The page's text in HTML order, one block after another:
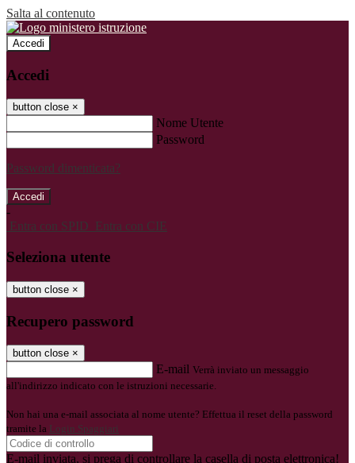
Salta al contenuto
Accedi
Accedi
button close ×
Nome Utente
Password
Password dimenticata?
-
Entra con SPID Entra con CIE
Seleziona utente
button close ×
Recupero password
button close ×
E-mail Verrà inviato un messaggio
all'indirizzo indicato con le istruzioni necessarie.
Non hai una e-mail associata al nome utente? Effettua il reset della password
tramite la Login Spaggiari
E-mail inviata, si prega di controllare la casella di posta elettronica!